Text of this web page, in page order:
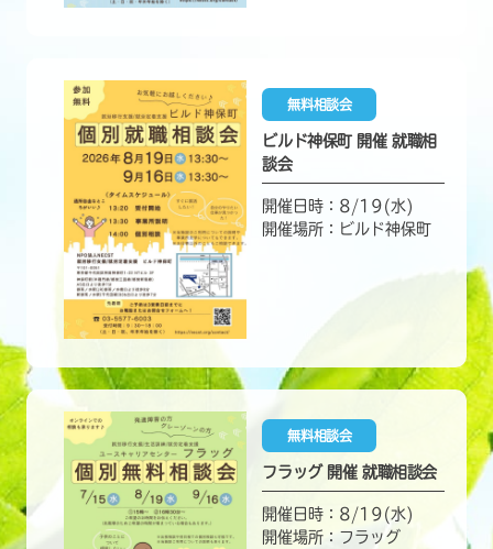
無料相談会
ビルド神保町 開催 就職相
談会
開催日時：8/19(水)
開催場所：ビルド神保町
無料相談会
フラッグ 開催 就職相談会
開催日時：8/19(水)
開催場所：フラッグ